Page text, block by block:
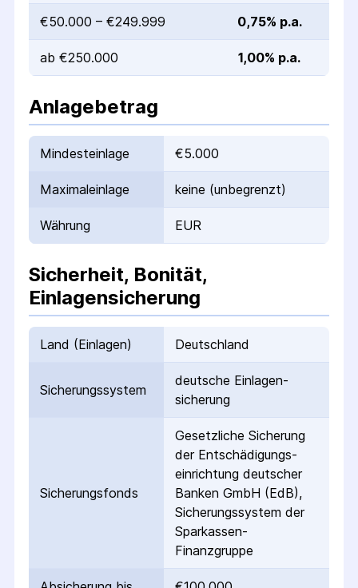
€50.000 – €249.999 0,75% p.a.
ab €250.000 1,00% p.a.
Anlagebetrag
Mindesteinlage €5.000
Maximaleinlage keine (unbegrenzt)
Währung EUR
Sicherheit, Bonität,
Einlagensicherung
Land (Einlagen) Deutschland
Sicherungs­system
deutsche Einlagen­
sicherung
Sicherungs­fonds
Gesetzliche Sicherung
der Entschädigungs­
einrichtung deutscher
Banken GmbH (EdB),
Sicherungssystem der
Sparkassen-
Finanzgruppe